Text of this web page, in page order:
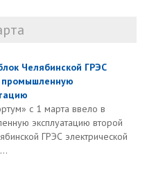
Челябинской ГРЭС
с 1 марта ввело в
эксплуатацию второй
ГРЭС электрической